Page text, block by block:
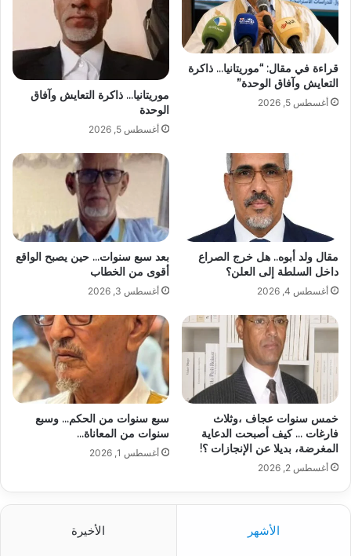
قراءة في مقال: “موريتانيا… ذاكرة
التعايش وآفاق الوحدة”
أغسطس 5, 2026
موريتانيا… ذاكرة التعايش وآفاق
الوحدة
أغسطس 5, 2026
مقال ولد أبوه.. هل خرج الصراع
داخل السلطة إلى العلن؟
أغسطس 4, 2026
بعد سبع سنوات… حين يصبح الواقع
أقوى من الخطاب
أغسطس 3, 2026
خمس سنوات عجاف ،وثلاث
فارغات … كيف أصبحت الدعاية
المغرضة، بديلا عن الإنجازات ؟!
أغسطس 2, 2026
سبع سنوات من الحكم… وسبع
سنوات من المعاناة…
أغسطس 1, 2026
الأشهر الأخيرة